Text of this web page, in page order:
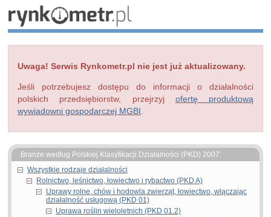
Uwaga! Serwis Rynkometr.pl nie jest już aktualizowany.
Jeśli potrzebujesz dostępu do informacji o działalności
polskich przedsiębiorstw, przejrzyj ofertę produktową
wywiadowni gospodarczej MGBI
Branże według Polskiej Klasyfikacji Działalności (PKD) 2007:
Wszystkie rodzaje działalności
Rolnictwo, leśnictwo, łowiectwo i rybactwo (PKD A)
Uprawy rolne, chów i hodowla zwierząt, łowiectwo, włączając
działalność usługową (PKD 01)
Uprawa roślin wieloletnich (PKD 01.2)